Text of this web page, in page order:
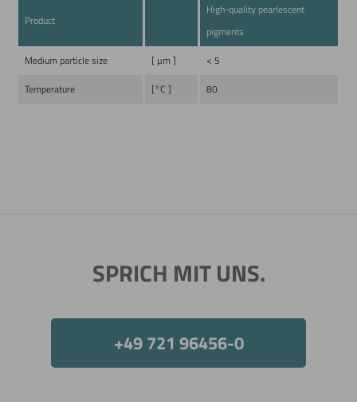
Product
High-quality pearlescent
pigments
Medium particle size
[ µm ]
< 5
Temperature
[°C ] 80
SPRICH MIT UNS.
+49 721 96456-0